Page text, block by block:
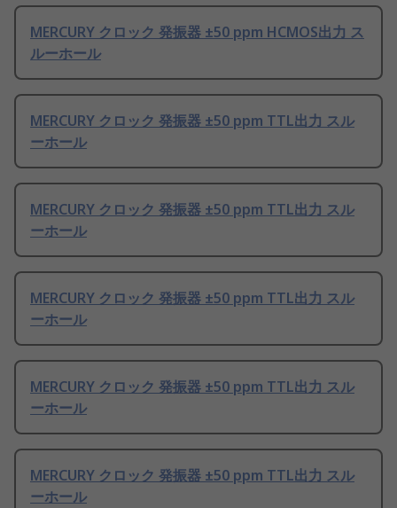
MERCURY クロック 発振器 ±50 ppm HCMOS出力 ス
ルーホール
MERCURY クロック 発振器 ±50 ppm TTL出力 スル
ーホール
MERCURY クロック 発振器 ±50 ppm TTL出力 スル
ーホール
MERCURY クロック 発振器 ±50 ppm TTL出力 スル
ーホール
MERCURY クロック 発振器 ±50 ppm TTL出力 スル
ーホール
MERCURY クロック 発振器 ±50 ppm TTL出力 スル
ーホール